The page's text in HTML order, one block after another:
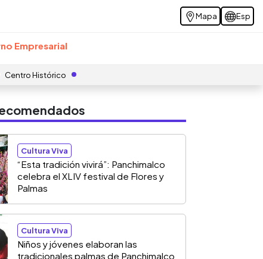
Mapa Esp
Empresarial
Centro Histórico
Cultura Viva
“Esta tradición vivirá”: Panchimalco
celebra el XLIV festival de Flores y
Palmas
Cultura Viva
Niños y jóvenes elaboran las
tradicionales palmas de Panchimalco